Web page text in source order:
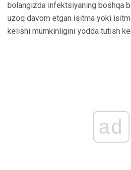
bolangizda infektsiyaning boshqa
uzoq davom etgan isitma yoki
kelishi mumkinligini yodda tutish
ad